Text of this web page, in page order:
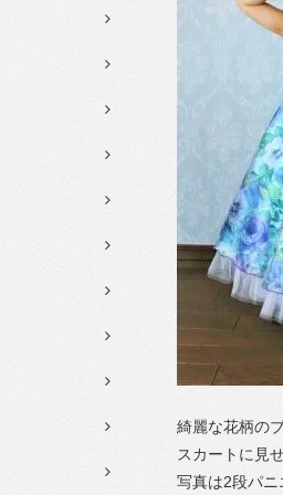
綺麗な花柄の
スカートに見
写真は2段パ